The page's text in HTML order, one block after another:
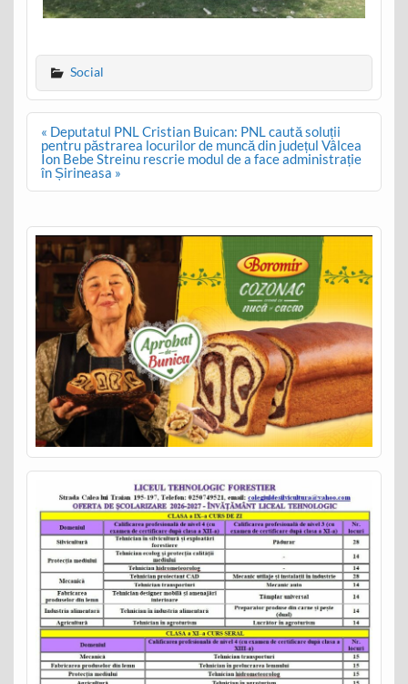
Social
Post
navigation
« Deputatul PNL Cristian Buican: PNL caută soluții
pentru păstrarea locurilor de muncă din județul Vâlcea
Ion Bebe Streinu rescrie modul de a face administrație
în Șirineasa »